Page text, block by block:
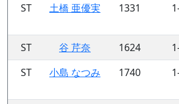
ST
土橋 亜優実 1331
ST
谷 芹奈 1624
ST
小島 なつみ 1740